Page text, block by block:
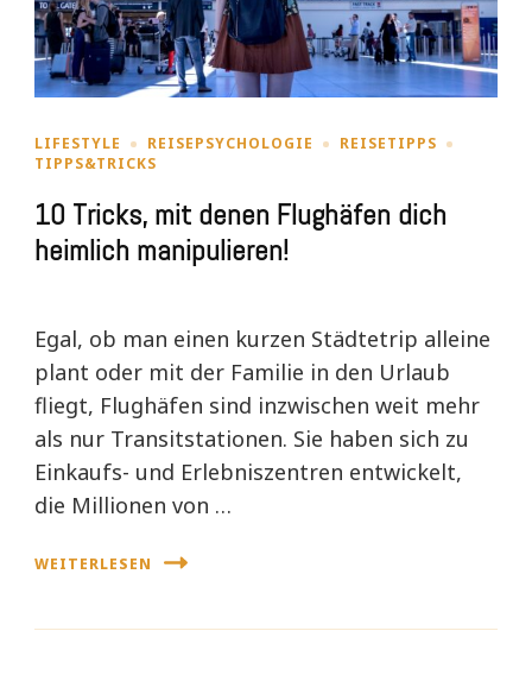
LIFESTYLE REISEPSYCHOLOGIE
REISETIPPS
TIPPS&TRICKS
10 Tricks, mit denen Flughäfen dich
heimlich manipulieren!
Egal, ob man einen kurzen Städtetrip alleine
plant oder mit der Familie in den Urlaub
fliegt, Flughäfen sind inzwischen weit mehr
als nur Transitstationen. Sie haben sich zu
Einkaufs- und Erlebniszentren entwickelt,
die Millionen von …
WEITERLESEN